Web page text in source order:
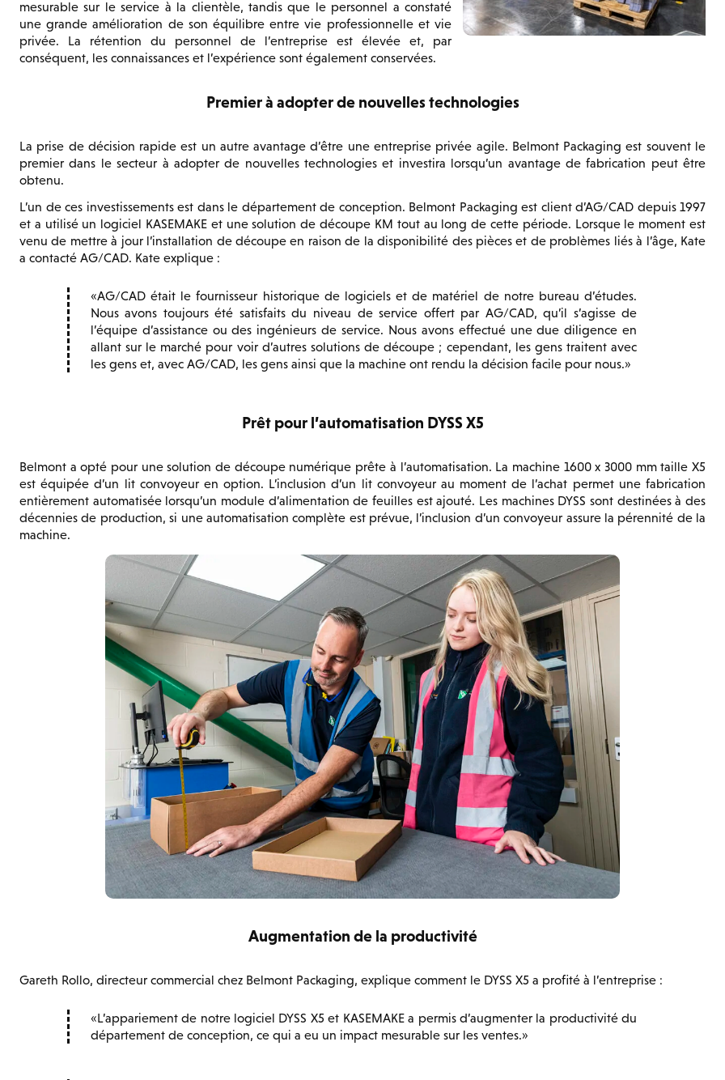
mesurable sur le service à la clientèle, tandis que le personnel a constaté
une grande amélioration de son équilibre entre vie professionnelle et vie
privée. La rétention du personnel de l’entreprise est élevée et, par
conséquent, les connaissances et l’expérience sont également conservées.
Premier à adopter de nouvelles technologies
La prise de décision rapide est un autre avantage d’être une entreprise privée agile. Belmont Packaging est souvent le
premier dans le secteur à adopter de nouvelles technologies et investira lorsqu’un avantage de fabrication peut être
obtenu.
L’un de ces investissements est dans le département de conception. Belmont Packaging est client d’AG/CAD depuis 1997
et a utilisé un logiciel KASEMAKE et une solution de découpe KM tout au long de cette période. Lorsque le moment est
venu de mettre à jour l’installation de découpe en raison de la disponibilité des pièces et de problèmes liés à l’âge, Kate
a contacté AG/CAD. Kate explique :
AG/CAD était le fournisseur historique de logiciels et de matériel de notre bureau d’études.
Nous avons toujours été satisfaits du niveau de service offert par AG/CAD, qu’il s’agisse de
l’équipe d’assistance ou des ingénieurs de service. Nous avons effectué une due diligence en
allant sur le marché pour voir d’autres solutions de découpe ; cependant, les gens traitent avec
les gens et, avec AG/CAD, les gens ainsi que la machine ont rendu la décision facile pour nous.
Prêt pour l’automatisation DYSS X5
Belmont a opté pour une solution de découpe numérique prête à l’automatisation. La machine 1600 x 3000 mm taille X5
est équipée d’un lit convoyeur en option. L’inclusion d’un lit convoyeur au moment de l’achat permet une fabrication
entièrement automatisée lorsqu’un module d’alimentation de feuilles est ajouté. Les machines DYSS sont destinées à des
décennies de production, si une automatisation complète est prévue, l’inclusion d’un convoyeur assure la pérennité de la
machine.
Augmentation de la productivité
Gareth Rollo, directeur commercial chez Belmont Packaging, explique comment le DYSS X5 a profité à l’entreprise :
L’appariement de notre logiciel DYSS X5 et KASEMAKE a permis d’augmenter la productivité du
département de conception, ce qui a eu un impact mesurable sur les ventes.